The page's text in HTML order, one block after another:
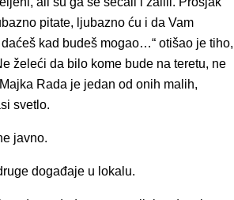
pitate, ljubazno ću i da Vam
kad budeš mogao…“ otišao je tiho,
želeći da bilo kome bude na teretu, ne
Rada je jedan od onih malih,
svetlo.
javno.
događaje u lokalu.